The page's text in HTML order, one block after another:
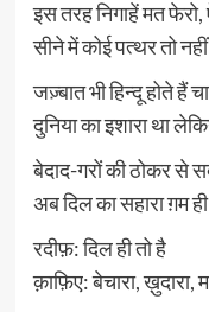
इस तरह निगाहें मत
सीने में कोई पत्थर तो
जज़्बात भी हिन्दू होते हैं
दुनिया का इशारा था
बेदाद-गरों की ठोकर से
अब दिल का सहारा ग़म
रदीफ़: दिल ही तो है
क़ाफ़िए: बेचारा, ख़ुदारा,